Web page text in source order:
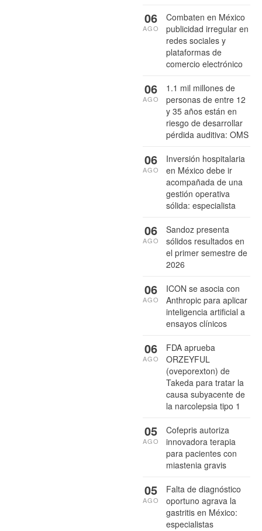
Combaten en México
publicidad irregular en
redes sociales y
plataformas de
comercio electrónico
06
AGO
1.1 mil millones de
personas de entre 12
y 35 años están en
riesgo de desarrollar
pérdida auditiva: OMS
06
AGO
Inversión hospitalaria
en México debe ir
acompañada de una
gestión operativa
sólida: especialista
06
AGO
Sandoz presenta
sólidos resultados en
el primer semestre de
2026
06
AGO
ICON se asocia con
Anthropic para aplicar
inteligencia artificial a
ensayos clínicos
06
AGO
FDA aprueba
ORZEYFUL
(oveporexton) de
Takeda para tratar la
causa subyacente de
la narcolepsia tipo 1
06
AGO
Cofepris autoriza
innovadora terapia
para pacientes con
miastenia gravis
05
AGO
Falta de diagnóstico
oportuno agrava la
gastritis en México:
especialistas
05
AGO